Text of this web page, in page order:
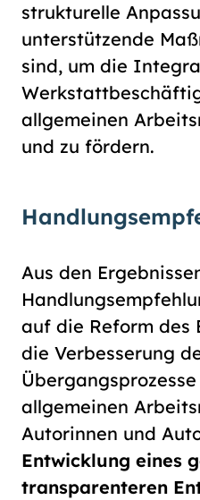
strukturelle
unterstützende
sind, um die
allgemeinen
und zu fördern.
Aus den
auf die Reform des
die Verbesserung
allgemeinen
Autorinnen und
Entwicklung eines
transparenteren